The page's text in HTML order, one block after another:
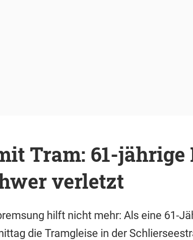
Tram: 61-
verletzt
hilft nicht mehr: Als eine 61-
die Tramgleise in der